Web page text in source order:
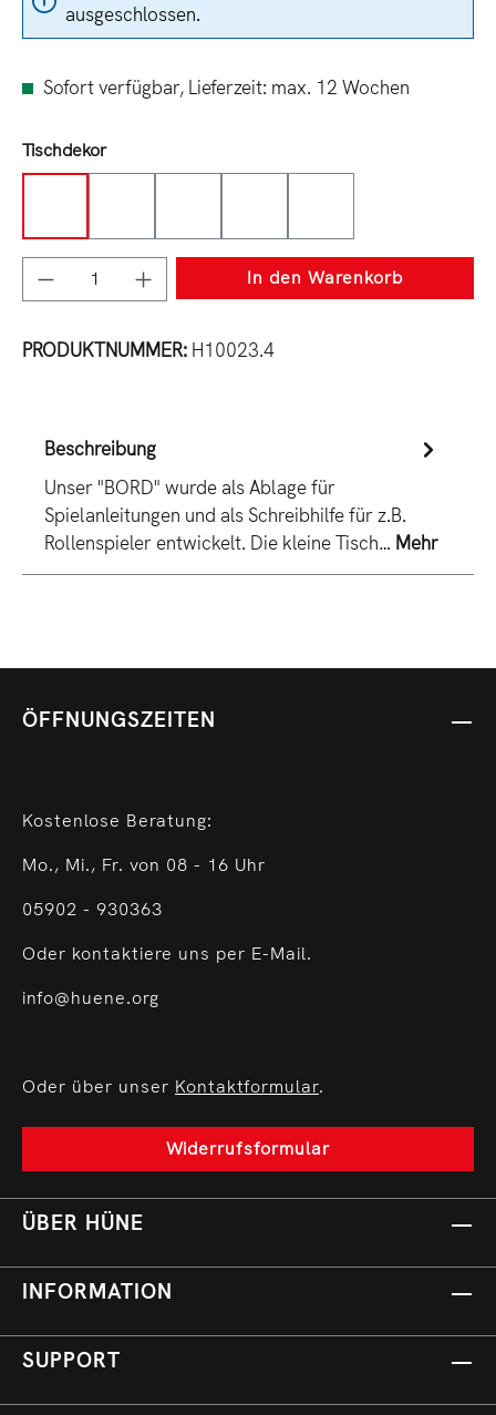
ausgeschlossen.
Sofort verfügbar, Lieferzeit: max. 12 Wochen
Tischdekorauswählen
Produkt Anzahl: Gib den gewünschten
In den Warenkorb
PRODUKTNUMMER: H10023.4
Beschreibung
Unser "BORD" wurde als Ablage für
Spielanleitungen und als Schreibhilfe für z.B.
Rollenspieler entwickelt. Die kleine Tisch… Mehr
ÖFFNUNGSZEITEN
Kostenlose Beratung:
Mo., Mi., Fr. von 08 - 16 Uhr
05902 - 930363
Oder kontaktiere uns per E-Mail.
info@huene.org
Oder über unser Kontaktformular.
Widerrufsformular
ÜBER HÜNE
INFORMATION
SUPPORT